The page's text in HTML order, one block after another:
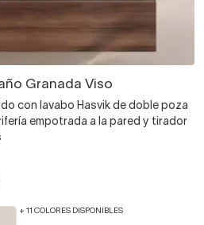
Granada Viso
con lavabo Hasvik de doble poza
empotrada a la pared y tirador
+ 11 COLORES DISPONIBLES